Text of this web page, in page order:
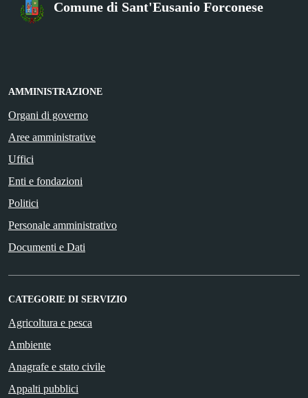
Comune di Sant'Eusanio Forconese
AMMINISTRAZIONE
Organi di governo
Aree amministrative
Uffici
Enti e fondazioni
Politici
Personale amministrativo
Documenti e Dati
CATEGORIE DI SERVIZIO
Agricoltura e pesca
Ambiente
Anagrafe e stato civile
Appalti pubblici